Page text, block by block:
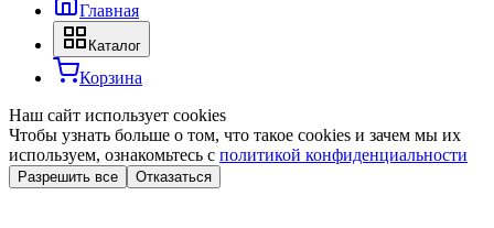
info@dobroteh.by
Главная
Каталог
Корзина
Наш сайт использует cookies
Чтобы узнать больше о том, что такое cookies и зачем мы их
используем, ознакомьтесь с политикой конфиденциальности
Разрешить все Отказаться